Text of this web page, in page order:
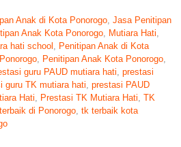
Anak di Kota Ponorogo ,Jasa Penitipan
Anak Kota Ponorogo Mutiara Hati
hati school
Penitipan Anak di Kota
Penitipan Anak Kota Ponorogo
guru PAUD mutiara hati ,prestasi
guru TK mutiara hati ,prestasi PAUD
Hati Prestasi TK Mutiara Hati ,TK
di Ponorogo ,tk terbaik kota